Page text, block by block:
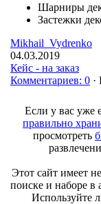
Шарниры
Застежки
Mikhail_Vydrenko
04.03.2019
Кейс - на заказ
Комментариев: 0 ·
Если у вас уже
правильно
просмотреть
Этот сайт имеет
поиске и наборе в
Используйте